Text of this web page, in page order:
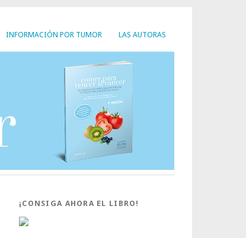
INFORMACIÓN POR TUMOR LAS AUTORAS
¡CONSIGA AHORA EL LIBRO!